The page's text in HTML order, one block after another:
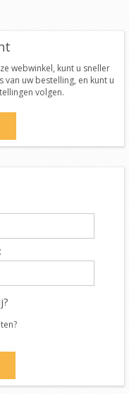
webwinkel, kunt u sneller
uw bestelling, en kunt u
volgen.